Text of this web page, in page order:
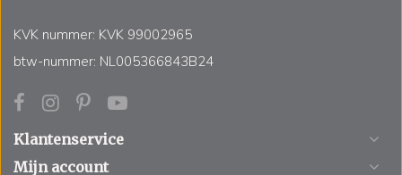
KVK nummer: KVK 99002965
btw-nummer: NL005366843B24
Klantenservice
Mijn account